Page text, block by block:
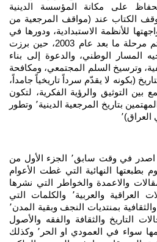
على مكانة المؤسسة الدينية
وأصالتها)٬ كما يتوقف الكتاب عند (مواقف المرجعية من
للأنظمة الاستبدادية، ودورها في
انتفاضة شعبان عام 1991، ثم مرحلة ما بعد عام 2003، حين برزت
المسار الوطني، والدعوة إلى بناء
وترسيخ السلم المجتمعي، ومكافحة
التاريخ (بكونه لا يقدّم سرداً تاريخياً جامداً،
بين التوثيق والرؤية الفكرية، لتكون
مادته مرجعاً مهماً للباحثين والمهتمين بتاريخ المرجعية الدينية٬ وتطور
العراق)٬
يذكر ان (بحر العلوم كان قد اصدر في وقت سابق٬ الجزء الأول من
بطبعتها النهائية التي غطت الأعوام
المقالات والاعمدة والخواطر التي نشرها
الراحل في الصحف والمجلات العراقية والعربية٬ والكلمات التي
القاها في المناسبات الدينية والثقافية بمنتديات النجف وبقية المدن٬
التاريخ والثقافة والفقه والأصول
والتفسير٬ والاشعار التي نظمها سواء في العمودي او الحر٬ وكذلك